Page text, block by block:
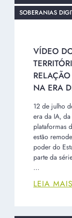
SOBERANIAS
VÍDEO
NA ERA
12 de julho
era da IA,
plataformas
estão
poder do
parte da
…
LEIA MAIS